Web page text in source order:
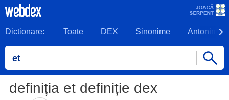
Dictionare: Toate DEX Sinonime Antonime
definiția et definiție dex